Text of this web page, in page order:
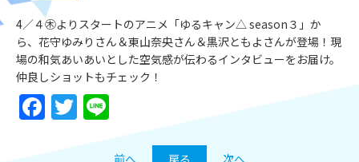
4／４㊍よりスタートのアニメ「ゆるキャン△ season３」か
ら、花守ゆみりさん＆東山奈央さん＆黒沢ともよさんが登場！現
場の和気あいあいとした空気感が伝わるインタビューをお届け。
仲良しショットもチェック！
Facebook
Twitter
前へ 戻る 次へ